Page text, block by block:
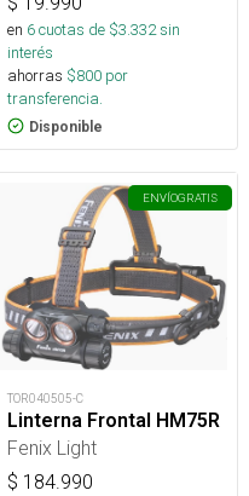
en 6cuotas de $3.332sin
interés
ahorras $800 por
transferencia.
Disponible
ENVÍOGRATIS
TOR040505-C
Linterna Frontal HM75R
Fenix Light
$ 184.990